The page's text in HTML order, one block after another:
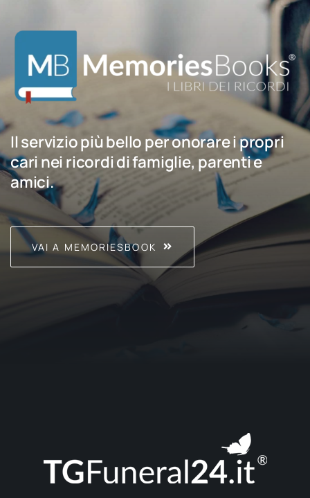
Il servizio più bello per onorare i propri
cari nei ricordi di famiglie, parenti e
amici.
VAI A MEMORIESBOOK